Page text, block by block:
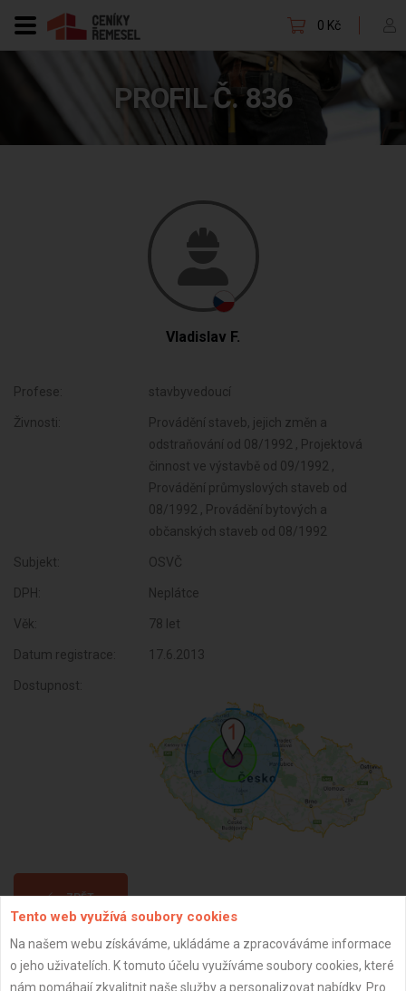
0 Kč
PROFIL Č. 836
Vladislav F.
Profese: stavbyvedoucí
Živnosti:
Provádění staveb, jejich změn a
odstraňování od 08/1992 , Projektová
činnost ve výstavbě od 09/1992 ,
Provádění průmyslových staveb od
08/1992 , Provádění bytových a
občanských staveb od 08/1992
Subjekt: OSVČ
DPH: Neplátce
Věk: 78 let
Datum registrace: 17.6.2013
Dostupnost:
ZPĚT
Aktualizováno z portálu ARES dne 03.12.2025 11:30:03
Tento web využívá soubory cookies
Na našem webu získáváme, ukládáme a zpracováváme informace
o jeho uživatelích. K tomuto účelu využíváme soubory cookies, které
nám pomáhají zkvalitnit naše služby a personalizovat nabídky. Pro